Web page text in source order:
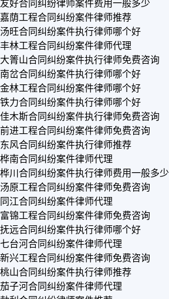
友好合同纠纷律师案件费用一般多少
嘉荫工程合同纠纷案件律师推荐
汤旺合同纠纷案件执行律师哪个好
丰林工程合同纠纷案件律师代理
大箐山合同纠纷案件执行律师免费咨询
南岔合同纠纷案件执行律师哪个好
金林工程合同纠纷案件律师哪个好
铁力合同纠纷案件执行律师哪个好
佳木斯合同纠纷案件执行律师免费咨询
前进工程合同纠纷案件律师免费咨询
东风合同纠纷案件执行律师推荐
桦南合同纠纷案件律师代理
桦川合同纠纷案件执行律师费用一般多少
汤原工程合同纠纷案件律师免费咨询
同江合同纠纷案件律师代理
富锦工程合同纠纷案件律师免费咨询
抚远合同纠纷案件执行律师哪个好
七台河合同纠纷案件律师代理
新兴工程合同纠纷案件律师免费咨询
桃山合同纠纷案件执行律师推荐
茄子河合同纠纷案件律师代理